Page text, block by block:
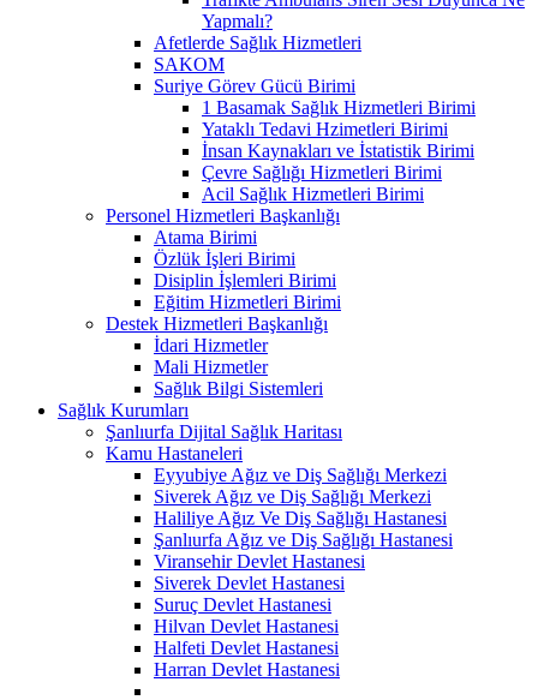
Yapmalı?
Afetlerde Sağlık Hizmetleri
SAKOM
Suriye Görev Gücü Birimi
1 Basamak Sağlık Hizmetleri Birimi
Yataklı Tedavi Hzimetleri Birimi
İnsan Kaynakları ve İstatistik Birimi
Çevre Sağlığı Hizmetleri Birimi
Acil Sağlık Hizmetleri Birimi
Personel Hizmetleri Başkanlığı
Atama Birimi
Özlük İşleri Birimi
Disiplin İşlemleri Birimi
Eğitim Hizmetleri Birimi
Destek Hizmetleri Başkanlığı
İdari Hizmetler
Mali Hizmetler
Sağlık Bilgi Sistemleri
Sağlık Kurumları
Şanlıurfa Dijital Sağlık Haritası
Kamu Hastaneleri
Eyyubiye Ağız ve Diş Sağlığı Merkezi
Siverek Ağız ve Diş Sağlığı Merkezi
Haliliye Ağız Ve Diş Sağlığı Hastanesi
Şanlıurfa Ağız ve Diş Sağlığı Hastanesi
Viransehir Devlet Hastanesi
Siverek Devlet Hastanesi
Suruç Devlet Hastanesi
Hilvan Devlet Hastanesi
Halfeti Devlet Hastanesi
Harran Devlet Hastanesi